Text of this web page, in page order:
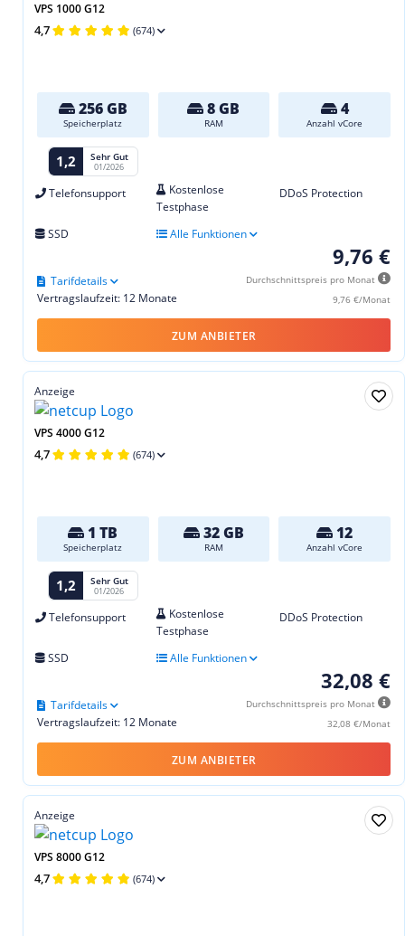
VPS 1000 G12
4,7 (674)
256 GB
Speicherplatz
8 GB
RAM
4
Anzahl vCore
1,2 Sehr Gut
01/2026
Telefonsupport
Kostenlose
Testphase
DDoS Protection
SSD Alle Funktionen
9,76 €
Durchschnittspreis pro Monat
9,76 €/Monat
Vertragslaufzeit: 12 Monate
Tarifdetails
ZUM ANBIETER
Anzeige
VPS 4000 G12
4,7 (674)
1 TB
Speicherplatz
32 GB
RAM
12
Anzahl vCore
1,2 Sehr Gut
01/2026
Telefonsupport
Kostenlose
Testphase
DDoS Protection
SSD Alle Funktionen
32,08 €
Durchschnittspreis pro Monat
32,08 €/Monat
Vertragslaufzeit: 12 Monate
Tarifdetails
ZUM ANBIETER
Anzeige
VPS 8000 G12
4,7 (674)